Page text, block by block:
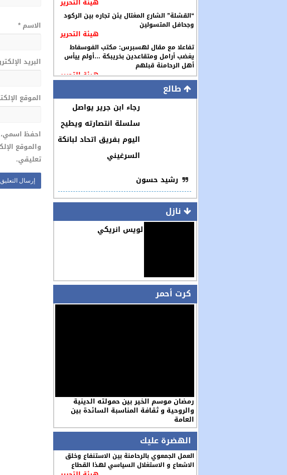
“القشلة” الشارع المغتال يئن تجاره بين الركود
وجحافل المتسولين
هيئة التحرير
تفاعلا مع مقال لهسبرس: مكتب الفوسفاط
يغضب أرامل ومتقاعدين بخريبكة …أولم ييأس
أهل الرحامنة قبلهم
هيئة التحرير
طالع
رجاء ابن جرير يواصل
سلسلة انتصارته ويطيح
اليوم بفريق اتحاد لبانكة
السرغيني
رشيد حسون
نازل
لويس انريكي
كرت أحمر
رمضان موسم الخير بين حمولته الدينية
والروحية و ثقافة المناسبة السائدة بين
العامة
الهضرة عليك
العمل الجمعوي بالرحامنة بين الاستنفاع وخلق
الاشعاع و الاستغلال السياسي لهذا القطاع
الاسم*
البريد
الموقع
احفظ اسمي،
والموقع
تعليقي.